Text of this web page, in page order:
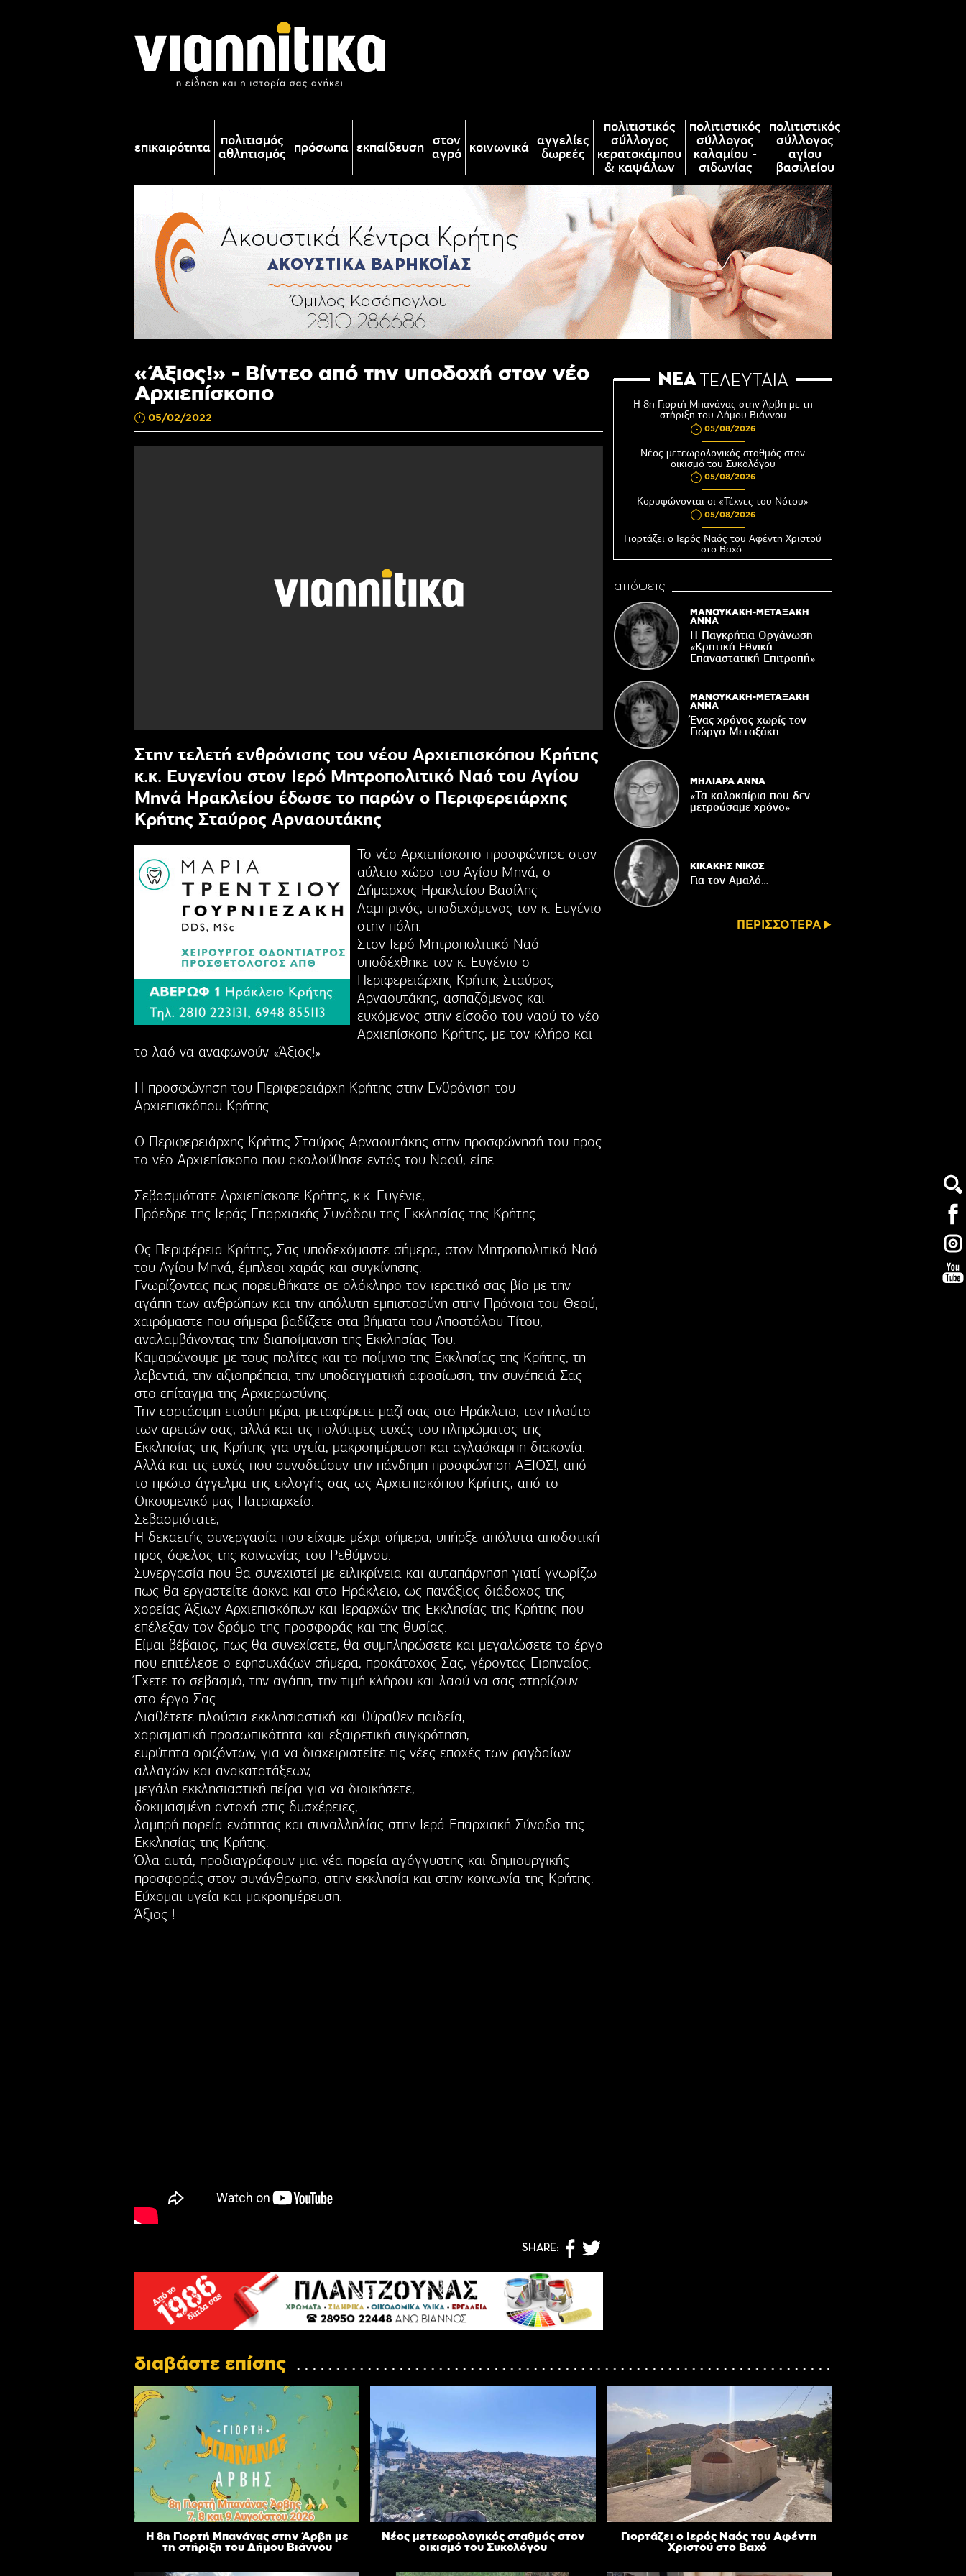
επικαιρότητα πολιτισμός
αθλητισμός πρόσωπα εκπαίδευση στον
αγρό κοινωνικά αγγελίες
δωρεές
πολιτιστικός
σύλλογος
κερατοκάμπου
& καψάλων
πολιτιστικός
σύλλογος
καλαμίου -
σιδωνίας
πολιτιστικός
σύλλογος
αγίου
βασιλείου
«Άξιος!» - Βίντεο από την υποδοχή στον νέο
Αρχιεπίσκοπο
05/02/2022
Στην τελετή ενθρόνισης του νέου Αρχιεπισκόπου Κρήτης
κ.κ. Ευγενίου στον Ιερό Μητροπολιτικό Ναό του Αγίου
Μηνά Ηρακλείου έδωσε το παρών ο Περιφερειάρχης
Κρήτης Σταύρος Αρναουτάκης
Το νέο Αρχιεπίσκοπο προσφώνησε στον
αύλειο χώρο του Αγίου Μηνά, ο
Δήμαρχος Ηρακλείου Βασίλης
Λαμπρινός, υποδεχόμενος τον κ. Ευγένιο
στην πόλη.
Στον Ιερό Μητροπολιτικό Ναό
υποδέχθηκε τον κ. Ευγένιο ο
Περιφερειάρχης Κρήτης Σταύρος
Αρναουτάκης, ασπαζόμενος και
ευχόμενος στην είσοδο του ναού το νέο
Αρχιεπίσκοπο Κρήτης, με τον κλήρο και
το λαό να αναφωνούν «Άξιος!»
Η προσφώνηση του Περιφερειάρχη Κρήτης στην Ενθρόνιση του
Αρχιεπισκόπου Κρήτης
Ο Περιφερειάρχης Κρήτης Σταύρος Αρναουτάκης στην προσφώνησή του προς
το νέο Αρχιεπίσκοπο που ακολούθησε εντός του Ναού, είπε:
Σεβασμιότατε Αρχιεπίσκοπε Κρήτης, κ.κ. Ευγένιε,
Πρόεδρε της Ιεράς Επαρχιακής Συνόδου της Εκκλησίας της Κρήτης
Ως Περιφέρεια Κρήτης, Σας υποδεχόμαστε σήμερα, στον Μητροπολιτικό Ναό
του Αγίου Μηνά, έμπλεοι χαράς και συγκίνησης.
Γνωρίζοντας πως πορευθήκατε σε ολόκληρο τον ιερατικό σας βίο με την
αγάπη των ανθρώπων και την απόλυτη εμπιστοσύνη στην Πρόνοια του Θεού,
χαιρόμαστε που σήμερα βαδίζετε στα βήματα του Αποστόλου Τίτου,
αναλαμβάνοντας την διαποίμανση της Εκκλησίας Του.
Καμαρώνουμε με τους πολίτες και το ποίμνιο της Εκκλησίας της Κρήτης, τη
λεβεντιά, την αξιοπρέπεια, την υποδειγματική αφοσίωση, την συνέπειά Σας
στο επίταγμα της Αρχιερωσύνης.
Την εορτάσιμη ετούτη μέρα, μεταφέρετε μαζί σας στο Ηράκλειο, τον πλούτο
των αρετών σας, αλλά και τις πολύτιμες ευχές του πληρώματος της
Εκκλησίας της Κρήτης για υγεία, μακροημέρευση και αγλαόκαρπη διακονία.
Αλλά και τις ευχές που συνοδεύουν την πάνδημη προσφώνηση ΑΞΙΟΣ!, από
το πρώτο άγγελμα της εκλογής σας ως Αρχιεπισκόπου Κρήτης, από το
Οικουμενικό μας Πατριαρχείο.
Σεβασμιότατε,
Η δεκαετής συνεργασία που είχαμε μέχρι σήμερα, υπήρξε απόλυτα αποδοτική
προς όφελος της κοινωνίας του Ρεθύμνου.
Συνεργασία που θα συνεχιστεί με ειλικρίνεια και αυταπάρνηση γιατί γνωρίζω
πως θα εργαστείτε άοκνα και στο Ηράκλειο, ως πανάξιος διάδοχος της
χορείας Άξιων Αρχιεπισκόπων και Ιεραρχών της Εκκλησίας της Κρήτης που
επέλεξαν τον δρόμο της προσφοράς και της θυσίας.
Είμαι βέβαιος, πως θα συνεχίσετε, θα συμπληρώσετε και μεγαλώσετε το έργο
που επιτέλεσε ο εφησυχάζων σήμερα, προκάτοχος Σας, γέροντας Ειρηναίος.
Έχετε το σεβασμό, την αγάπη, την τιμή κλήρου και λαού να σας στηρίζουν
στο έργο Σας.
Διαθέτετε πλούσια εκκλησιαστική και θύραθεν παιδεία,
χαρισματική προσωπικότητα και εξαιρετική συγκρότηση,
ευρύτητα οριζόντων, για να διαχειριστείτε τις νέες εποχές των ραγδαίων
αλλαγών και ανακατατάξεων,
μεγάλη εκκλησιαστική πείρα για να διοικήσετε,
δοκιμασμένη αντοχή στις δυσχέρειες,
λαμπρή πορεία ενότητας και συναλληλίας στην Ιερά Επαρχιακή Σύνοδο της
Εκκλησίας της Κρήτης.
Όλα αυτά, προδιαγράφουν μια νέα πορεία αγόγγυστης και δημιουργικής
προσφοράς στον συνάνθρωπο, στην εκκλησία και στην κοινωνία της Κρήτης.
Εύχομαι υγεία και μακροημέρευση.
Άξιος !
SHARE:
ΝΕΑ ΤΕΛΕΥΤΑΙΑ
Η 8η Γιορτή Μπανάνας στην Άρβη με τη
στήριξη του Δήμου Βιάννου
05/08/2026
Νέος μετεωρολογικός σταθμός στον
οικισμό του Συκολόγου
05/08/2026
Κορυφώνονται οι «Τέχνες του Νότου»
05/08/2026
Γιορτάζει ο Ιερός Ναός του Αφέντη Χριστού
στο Βαχό
04/08/2026
Σε δημόσια διαβούλευση η ΣΜΠΕ για το
επενδυτικό σχέδιο «PHĀEA – South Crete»
04/08/2026
Πέντε χρόνια μετά το σεισμό Αρκαλοχωρίου
Ανακοίνωση του Κυνηγετικού Συλλόγου
Βιάννου
04/08/2026
απόψεις
ΜΑΝΟΥΚΑΚΗ-ΜΕΤΑΞΑΚΗ
ΑΝΝΑ
Η Παγκρήτια Οργάνωση
«Κρητική Εθνική
Επαναστατική Eπιτροπή»
ΜΑΝΟΥΚΑΚΗ-ΜΕΤΑΞΑΚΗ
ΑΝΝΑ
Ένας χρόνος χωρίς τον
Γιώργο Μεταξάκη
ΜΗΛΙΑΡΑ ΑΝΝΑ
«Τα καλοκαίρια που δεν
μετρούσαμε χρόνο»
ΚΙΚΑΚΗΣ ΝΙΚΟΣ
Για τον Αμαλό…
ΠΕΡΙΣΣΟΤΕΡΑ
διαβάστε επίσης
Η 8η Γιορτή Μπανάνας στην Άρβη με
τη στήριξη του Δήμου Βιάννου
Νέος μετεωρολογικός σταθμός στον
οικισμό του Συκολόγου
Γιορτάζει ο Ιερός Ναός του Αφέντη
Χριστού στο Βαχό